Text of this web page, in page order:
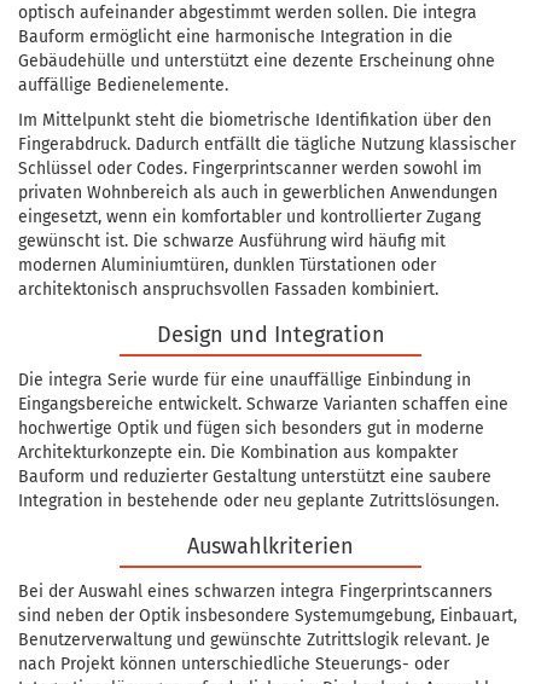
optisch aufeinander abgestimmt werden sollen. Die integra
Bauform ermöglicht eine harmonische Integration in die
Gebäudehülle und unterstützt eine dezente Erscheinung ohne
auffällige Bedienelemente.
Im Mittelpunkt steht die biometrische Identifikation über den
Fingerabdruck. Dadurch entfällt die tägliche Nutzung klassischer
Schlüssel oder Codes. Fingerprintscanner werden sowohl im
privaten Wohnbereich als auch in gewerblichen Anwendungen
eingesetzt, wenn ein komfortabler und kontrollierter Zugang
gewünscht ist. Die schwarze Ausführung wird häufig mit
modernen Aluminiumtüren, dunklen Türstationen oder
architektonisch anspruchsvollen Fassaden kombiniert.
Design und Integration
Die integra Serie wurde für eine unauffällige Einbindung in
Eingangsbereiche entwickelt. Schwarze Varianten schaffen eine
hochwertige Optik und fügen sich besonders gut in moderne
Architekturkonzepte ein. Die Kombination aus kompakter
Bauform und reduzierter Gestaltung unterstützt eine saubere
Integration in bestehende oder neu geplante Zutrittslösungen.
Auswahlkriterien
Bei der Auswahl eines schwarzen integra Fingerprintscanners
sind neben der Optik insbesondere Systemumgebung, Einbauart,
Benutzerverwaltung und gewünschte Zutrittslogik relevant. Je
nach Projekt können unterschiedliche Steuerungs- oder